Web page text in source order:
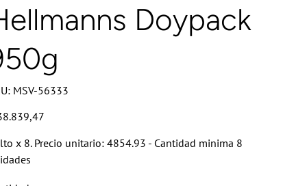
Doypack
SKU
MSV-
MSV-56333
x 8. Precio unitario: 4854.93 - Cantidad minima 8